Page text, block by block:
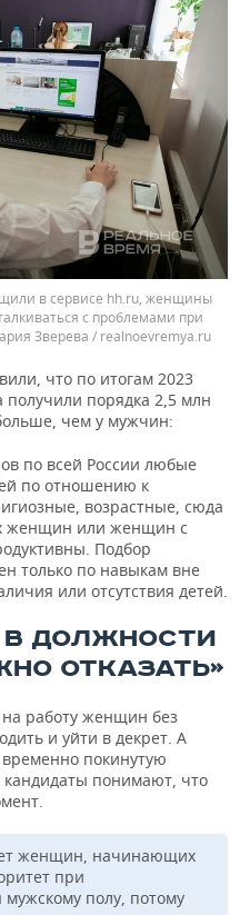
в сервисе hh.ru, женщины
с проблемами при
Зверева / realnoevremya.ru
что по итогам 2023
получили порядка 2,5 млн
чем у мужчин:
по всей России любые
по отношению к
возрастные, сюда
женщин или женщин с
Подбор
только по навыкам вне
или отсутствия детей.
ДОЛЖНОСТИ
ОТКАЗАТЬ»
на работу женщин без
и уйти в декрет. А
покинутую
кандидаты понимают, что
женщин, начинающих
при
мужскому полу, потому